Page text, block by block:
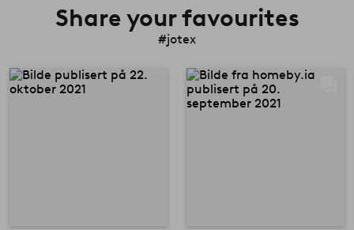
Share your favourites
#jotex